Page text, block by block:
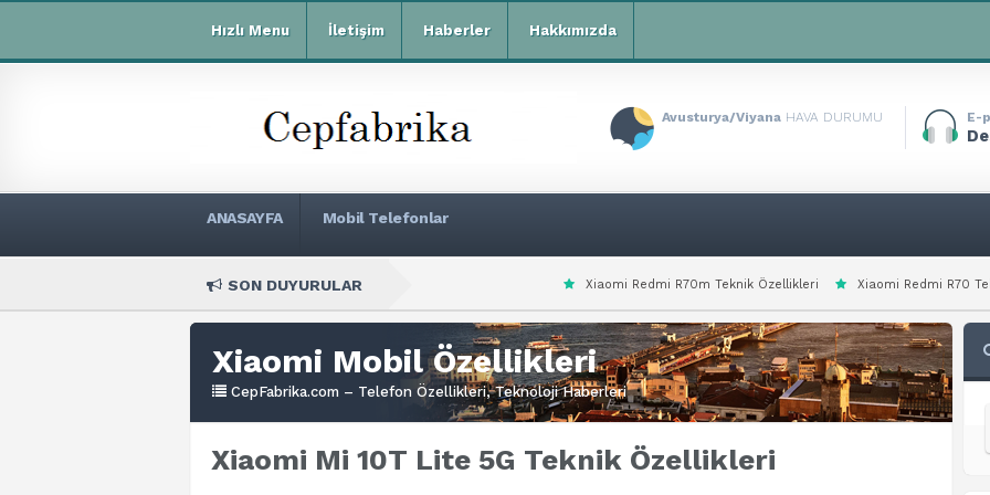
Hızlı Menu İletişim Haberler Hakkımızda
Avusturya/Viyana HAVA DURUMU E-
ANASAYFA Mobil Telefonlar
SON DUYURULAR Xiaomi Redmi R70m Teknik Özellikleri Xiaomi Redmi R70 Teknik Özellikleri
Xiaomi Mobil Özellikleri
CepFabrika.com – Telefon Özellikleri, Teknoloji Haberleri
Xiaomi Mi 10T Lite 5G Teknik Özellikleri